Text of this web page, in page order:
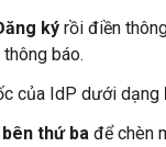
ký rồi điền
báo.
của IdP dưới dạng
thứ ba để chèn